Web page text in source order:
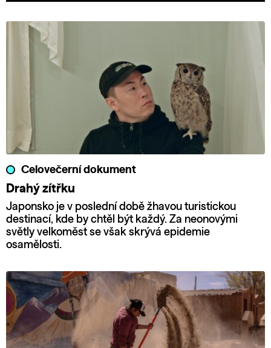
Celovečerní dokument
Drahý zítřku
Japonsko je v poslední době žhavou turistickou
destinací, kde by chtěl být každý. Za neonovými
světly velkoměst se však skrývá epidemie
osamělosti.